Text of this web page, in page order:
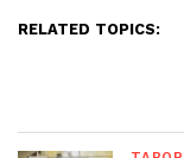
RELATED TOPICS: